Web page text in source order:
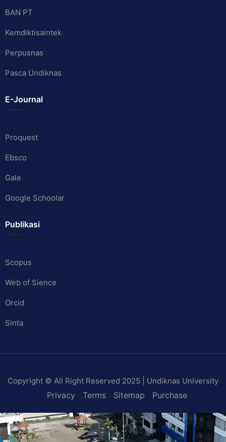
BAN PT
Kemdiktisaintek
Perpusnas
Pasca Undiknas
E-Journal
Proquest
Ebsco
Gale
Google Schoolar
Publikasi
Scopus
Web of Sience
Orcid
Sinta
Copyright © All Right Reserved 2025 | Undiknas University
Privacy Terms Sitemap Purchase